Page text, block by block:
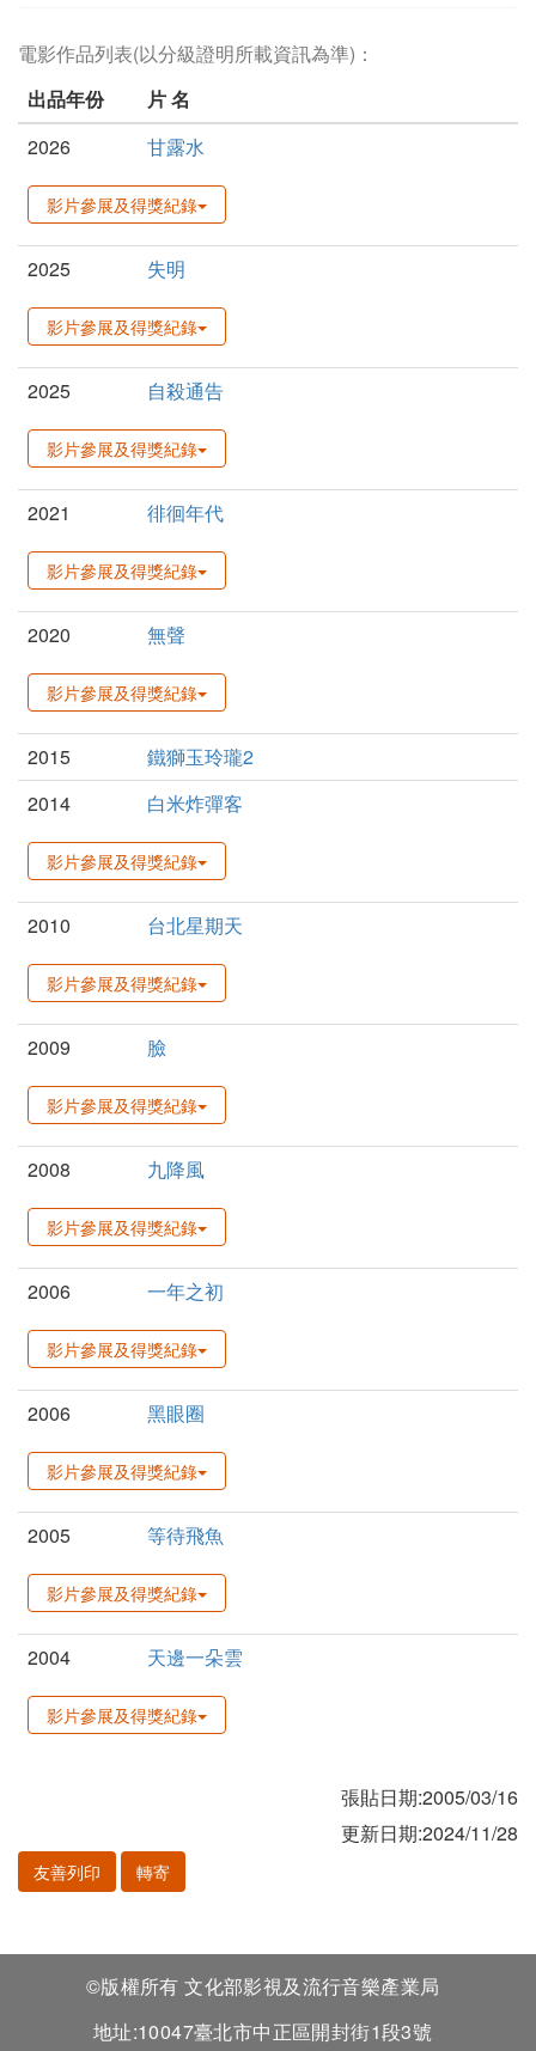
電影作品列表(以分級證明所載資訊為準)：
出品年份
片 名
2026
甘露水
影片參展及得獎紀錄
2025 失明
影片參展及得獎紀錄
2025 自殺通告
影片參展及得獎紀錄
2021 徘徊年代
影片參展及得獎紀錄
2020 無聲
影片參展及得獎紀錄
2015
鐵獅玉玲瓏2
2014
白米炸彈客
影片參展及得獎紀錄
2010 台北星期天
影片參展及得獎紀錄
2009 臉
影片參展及得獎紀錄
2008 九降風
影片參展及得獎紀錄
2006 一年之初
影片參展及得獎紀錄
2006 黑眼圈
影片參展及得獎紀錄
2005 等待飛魚
影片參展及得獎紀錄
2004 天邊一朵雲
影片參展及得獎紀錄
張貼日期:2005/03/16
更新日期:2024/11/28
友善列印 轉寄
©版權所有 文化部影視及流行音樂產業局
地址:10047臺北市中正區開封街1段3號